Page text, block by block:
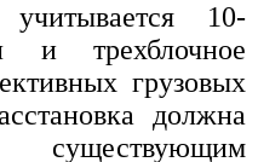
10-
и трехблочное
грузовых
должна
существующим